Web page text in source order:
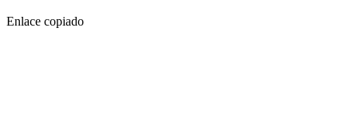
Enlace copiado